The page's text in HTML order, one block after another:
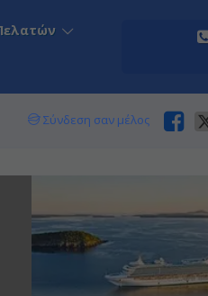
Σύνδεση σαν μέλος